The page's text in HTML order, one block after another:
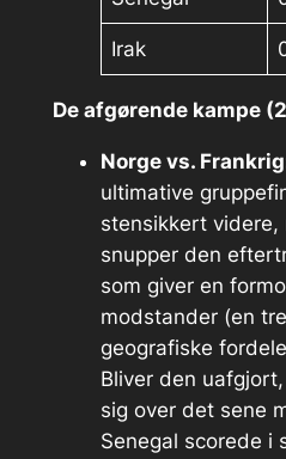
Irak
De afgørende kampe
Norge vs.
ultimative
stensikkert videre,
snupper den
som giver en
modstander (en
geografiske
Bliver den
sig over det sene
Senegal scorede i